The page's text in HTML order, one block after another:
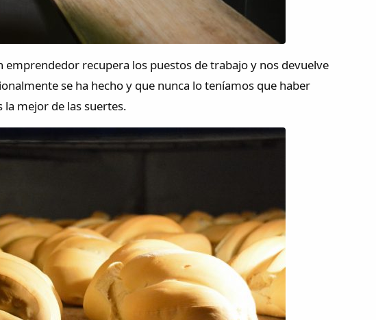
recupera los puestos de trabajo y nos devuelve
se ha hecho y que nunca lo teníamos que haber
la mejor de las suertes.